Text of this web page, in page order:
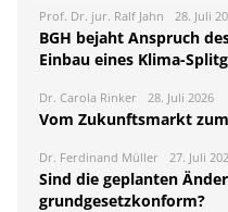
Prof. Dr. jur. Ralf Jahn 28. Juli
BGH bejaht Anspruch
Einbau eines Klima-
Dr. Carola Rinker 28. Juli 2026
Vom Zukunftsmarkt
Dr. Ferdinand Müller 27. Juli
Sind die geplanten
grundgesetzkonform?